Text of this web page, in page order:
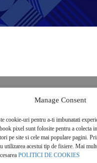
Manage Consent
cookie-uri pentru a-ti imbunatati
pixel sunt folosite pentru a colecta
pe site si cele mai populare pagini.
utilizarea acestui tip de fisiere. Mai
POLITICI DE COOKIES
DE
de cookies